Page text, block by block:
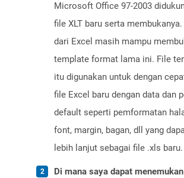
Microsoft Office 97-2003
file XLT baru serta
dari Excel masih mampu
template format lama ini. File
itu digunakan untuk dengan
file Excel baru dengan data dan
default seperti pemformatan
font, margin, bagan, dll yang
lebih lanjut sebagai file .xls baru.
Di mana saya dapat